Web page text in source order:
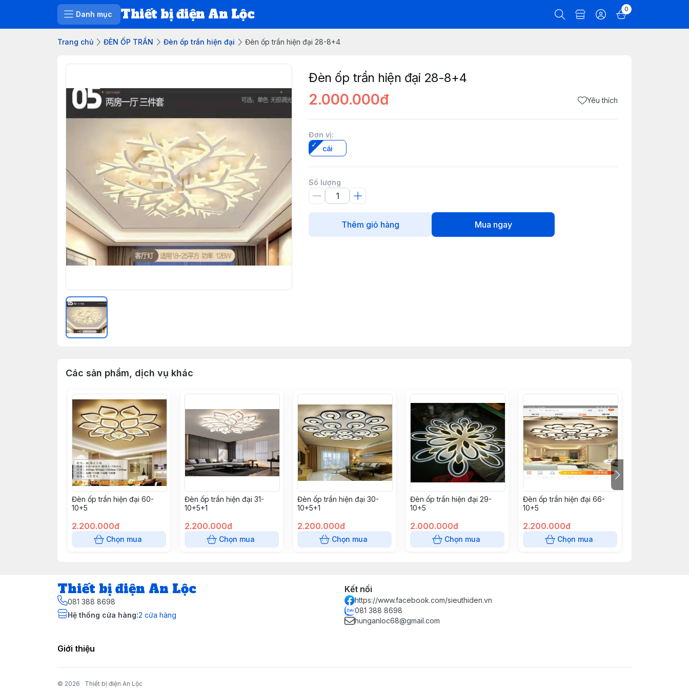
Danh mục Thiết bị điện An Lộc 0
Trang chủ ĐÈN ỐP TRẦN Đèn ốp trần hiện đại Đèn ốp trần hiện đại 28-8+4
Đèn ốp trần hiện đại 28-8+4
2.000.000đ Yêu thích
Đơn vị:
cái
Số lượng
Thêm giỏ hàng Mua ngay
Các sản phẩm, dịch vụ khác
Đèn ốp trần hiện đại 60-
10+5
2.200.000đ
Chọn mua
Đèn ốp trần hiện đại 31-
10+5+1
2.200.000đ
Chọn mua
Đèn ốp trần hiện đại 30-
10+5+1
2.200.000đ
Chọn mua
Đèn ốp trần hiện đại 29-
10+5
2.000.000đ
Chọn mua
Đèn ốp trần hiện đại 66-
10+5
2.200.000đ
Chọn mua
Thiết bị điện An Lộc
081 388 8698
Hệ thống cửa hàng:2 cửa hàng
Kết nối
https://www.facebook.com/sieuthiden.vn
081 388 8698
hunganloc68@gmail.com
Giới thiệu
© 2026 Thiết bị điện An Lộc